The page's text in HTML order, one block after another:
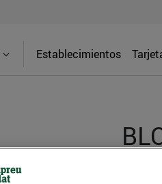
Establecimientos